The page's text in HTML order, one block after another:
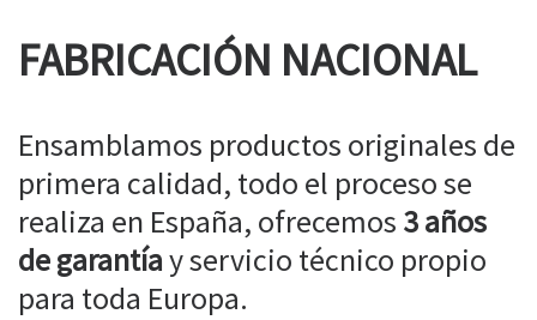
FABRICACIÓN NACIONAL
Ensamblamos productos originales de
primera calidad, todo el proceso se
realiza en España, ofrecemos 3 años
de garantíay servicio técnico propio
para toda Europa.